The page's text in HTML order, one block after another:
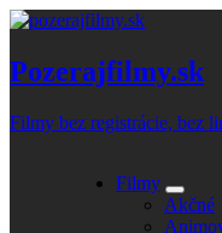
Skip
content
Pozerajfilmy.sk
Filmy bez registrácie, bez
Filmy
Expand
Akčné